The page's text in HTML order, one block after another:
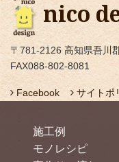
nico
〒781-2126 高知県吾
FAX088-802-8081
Facebook サイトポ
施工例
モノレシピ